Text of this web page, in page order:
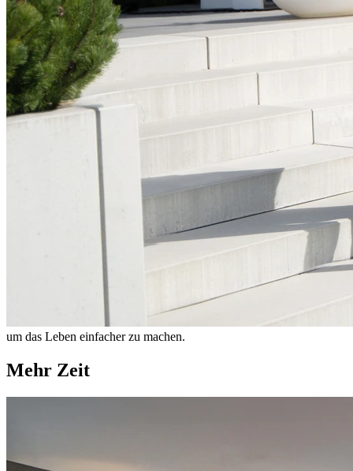
um das Leben einfacher zu machen.
Mehr Zeit